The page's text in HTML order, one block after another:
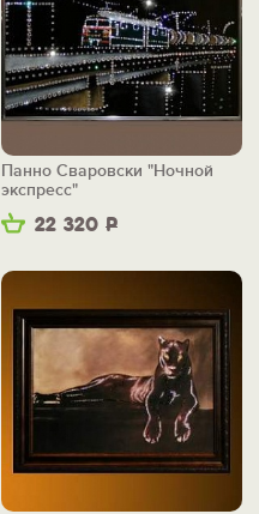
22 320 Р
Панно Сваровски "Ночной
экспресс"